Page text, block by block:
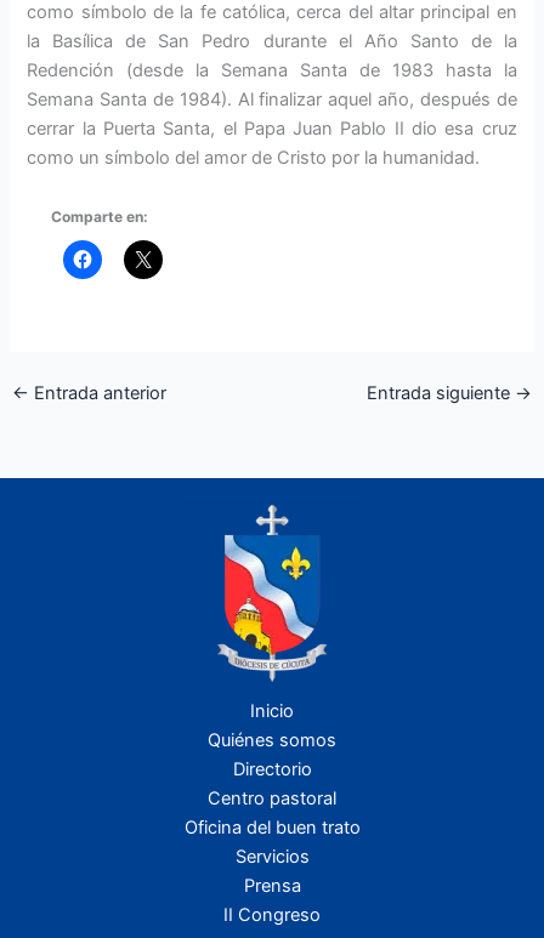
como símbolo de la fe católica, cerca del altar principal en
la Basílica de San Pedro durante el Año Santo de la
Redención (desde la Semana Santa de 1983 hasta la
Semana Santa de 1984). Al finalizar aquel año, después de
cerrar la Puerta Santa, el Papa Juan Pablo II dio esa cruz
como un símbolo del amor de Cristo por la humanidad.
Comparte en:
← Entrada anterior Entrada siguiente →
Inicio
Quiénes somos
Directorio
Centro pastoral
Oficina del buen trato
Servicios
Prensa
II Congreso